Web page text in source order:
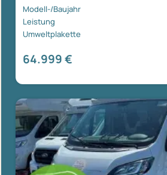
Modell-/Baujahr
Leistung
Umweltplakette
64.999 €